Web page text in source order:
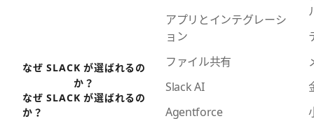
なぜ SLACK が選ばれるの
か？
なぜ SLACK が選ばれるの
か？
アプリとインテグレーシ
ョン
ファイル共有
Slack AI
Agentforce